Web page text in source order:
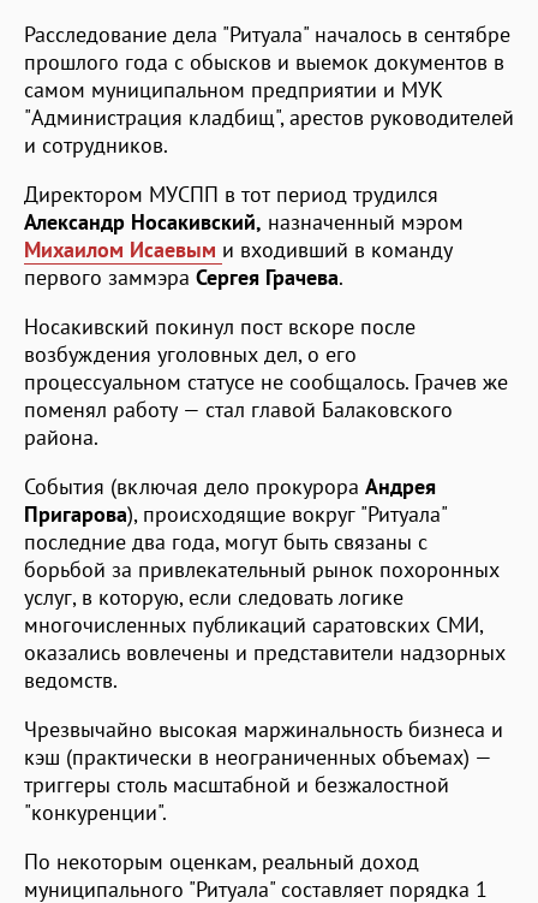
Расследование дела "Ритуала" началось в сентябре
прошлого года с обысков и выемок документов в
самом муниципальном предприятии и МУК
"Администрация кладбищ", арестов руководителей
и сотрудников.
Директором МУСПП в тот период трудился
Александр Носакивский, назначенный мэром
Михаилом Исаевым и входивший в команду
первого заммэра Сергея Грачева.
Носакивский покинул пост вскоре после
возбуждения уголовных дел, о его
процессуальном статусе не сообщалось. Грачев же
поменял работу — стал главой Балаковского
района.
События (включая дело прокурора Андрея
Пригарова), происходящие вокруг "Ритуала"
последние два года, могут быть связаны с
борьбой за привлекательный рынок похоронных
услуг, в которую, если следовать логике
многочисленных публикаций саратовских СМИ,
оказались вовлечены и представители надзорных
ведомств.
Чрезвычайно высокая маржинальность бизнеса и
кэш (практически в неограниченных объемах) —
триггеры столь масштабной и безжалостной
"конкуренции".
По некоторым оценкам, реальный доход
муниципального "Ритуала" составляет порядка 1